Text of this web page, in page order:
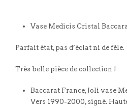
Vase Medicis Cristal
Parfait état, pas d’éclat ni de fêle.
Très belle pièce de collection !
Baccarat France, Joli vase
Vers 1990-2000, signé.